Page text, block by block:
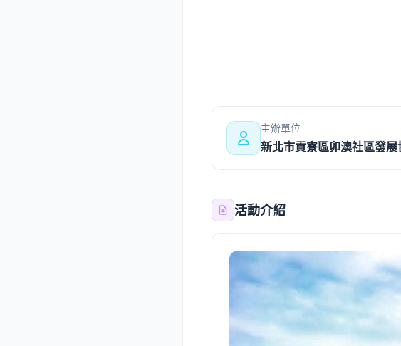
主辦單位
新北市貢寮區卯澳社區發展
活動介紹